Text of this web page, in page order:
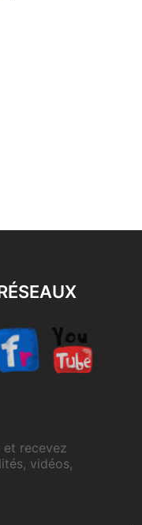
recevez
vidéos,